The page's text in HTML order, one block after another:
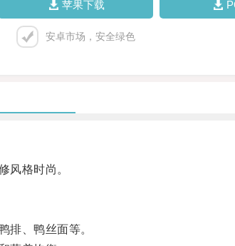
苹果下载
安卓市场，安全绿色
格时尚。
、鸭丝面等。